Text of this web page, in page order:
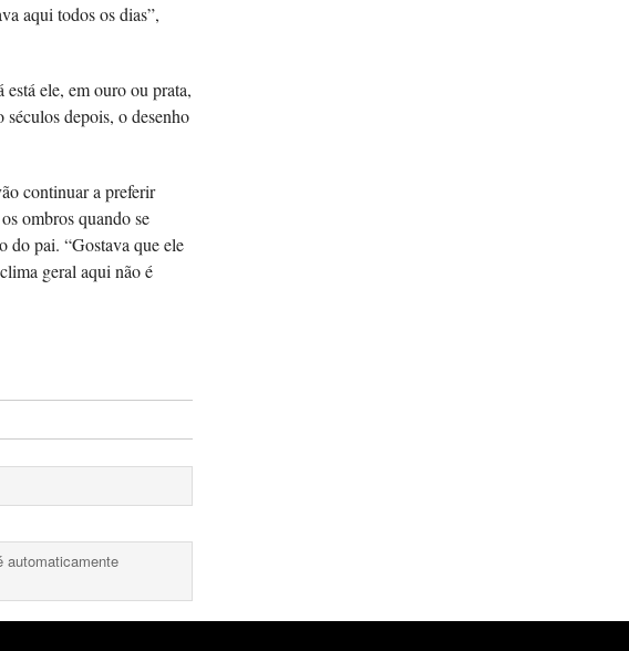
aqui todos os dias”,
ele, em ouro ou prata,
depois, o desenho
continuar a preferir
ombros quando se
do pai. “Gostava que ele
geral aqui não é
automaticamente